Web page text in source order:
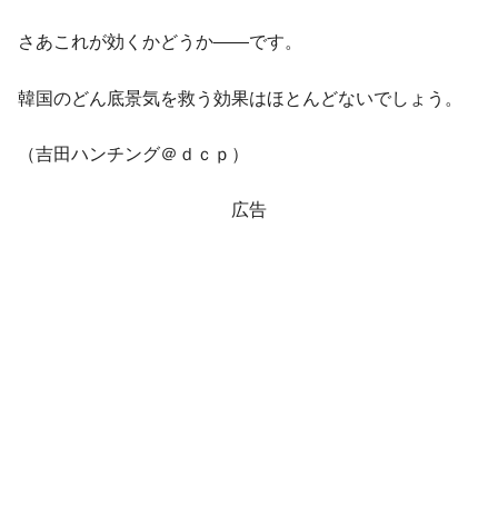
Fact1 平成仮面ライダーの意外すぎるモチーフとは？
なスーパーリーグとは？
Fact1
日本人マスターズ挑戦の歴史。松山以前に最高位
だった選手とは？
甲子園通算本塁打、最多の清原に次いで多く打っ
さあこれが効くかどうか――です。
韓国のどん底景気を救う効果はほとんどないでしょう。
（吉田ハンチング＠ｄｃｐ）
広告